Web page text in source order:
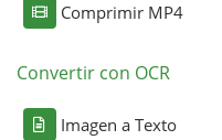
Comprimir MP4
Convertir con OCR
Imagen a Texto